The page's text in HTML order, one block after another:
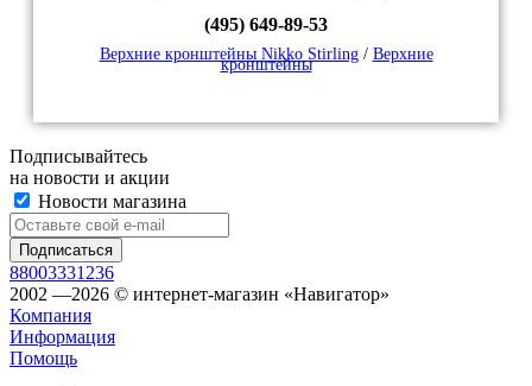
(495) 649-89-53
Верхние кронштейны Nikko Stirling/ Верхние
кронштейны
Подписывайтесь
на новости и акции
Новости магазина
88003331236
2002 —2026 © интернет-магазин «Навигатор»
Компания
Информация
Помощь